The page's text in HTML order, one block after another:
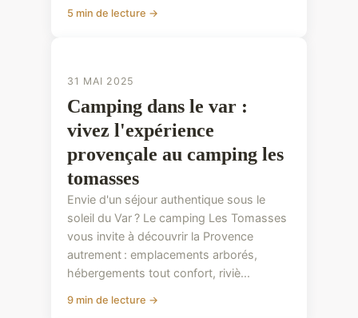
5 min de lecture →
31 MAI 2025
Camping dans le var :
vivez l'expérience
provençale au camping les
tomasses
Envie d'un séjour authentique sous le
soleil du Var ? Le camping Les Tomasses
vous invite à découvrir la Provence
autrement : emplacements arborés,
hébergements tout confort, riviè...
9 min de lecture →